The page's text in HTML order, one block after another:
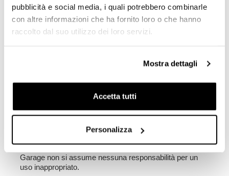
pubblicità e social media, i quali potrebbero combinarle
con altre informazioni che ha fornito loro o che hanno
raccolto dal suo utilizzo dei loro servizi.
Mostra dettagli
Accetta tutti
Personalizza
2,20kg
Telaio destro per borse con aggancio rapido
Disegnato per integrarsi perfettamente con il resto della
moto. Pronto per ospitare il nostro sistema di aggancio
NB: Solo compatibile con nostro scarico basso codice:
4206Low per Triumph Speed 400 & Scrambler 400 X
Il telaio è stato progettato per le nostre borse. Unit
Garage non si assume nessuna responsabilità per un
uso inappropriato.